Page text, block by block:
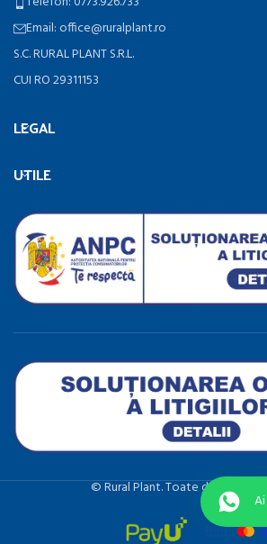
Email: office@ruralplant.ro
S.C. RURAL PLANT S.R.L.
CUI RO 29311153
LEGAL
UTILE
©️ Rural Plant. Toate drepturile